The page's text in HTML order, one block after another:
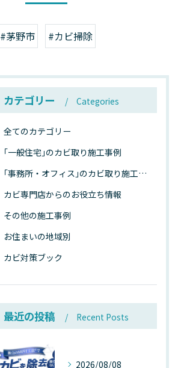
#茅野市 #カビ掃除
カテゴリー Categories
全てのカテゴリー
｢一般住宅｣のカビ取り施工事例
｢事務所・オフィス｣のカビ取り施工事例
カビ専門店からのお役立ち情報
その他の施工事例
お住まいの地域別
カビ対策ブック
最近の投稿 Recent Posts
2026/08/08